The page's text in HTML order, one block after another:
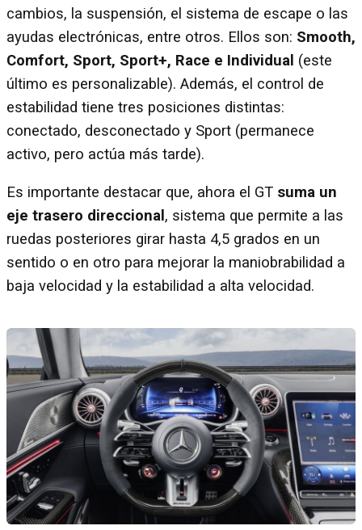
cambios, la suspensión, el sistema de escape o las
ayudas electrónicas, entre otros. Ellos son: Smooth,
Comfort, Sport, Sport+, Race e Individual (este
último es personalizable). Además, el control de
estabilidad tiene tres posiciones distintas:
conectado, desconectado y Sport (permanece
activo, pero actúa más tarde).
Es importante destacar que, ahora el GT suma un
eje trasero direccional , sistema que permite a las
ruedas posteriores girar hasta 4,5 grados en un
sentido o en otro para mejorar la maniobrabilidad a
baja velocidad y la estabilidad a alta velocidad.